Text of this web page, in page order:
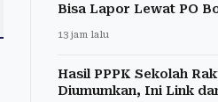
Bisa Lapor Lewat PO
13 jam lalu
Hasil PPPK Sekolah
Diumumkan, Ini Link